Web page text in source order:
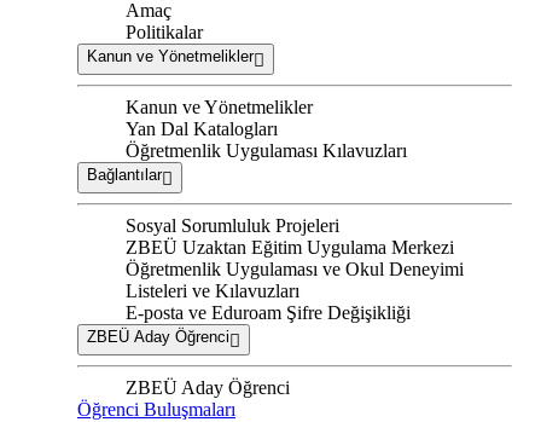
Amaç
Politikalar
Kanun ve Yönetmelikler
Kanun ve Yönetmelikler
Yan Dal Katalogları
Öğretmenlik Uygulaması Kılavuzları
Bağlantılar
Sosyal Sorumluluk Projeleri
ZBEÜ Uzaktan Eğitim Uygulama Merkezi
Öğretmenlik Uygulaması ve Okul Deneyimi
Listeleri ve Kılavuzları
E-posta ve Eduroam Şifre Değişikliği
ZBEÜ Aday Öğrenci
ZBEÜ Aday Öğrenci
Öğrenci Buluşmaları